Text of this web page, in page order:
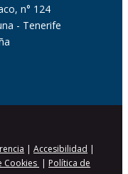
n° 124
- Tenerife
|Accesibilidad |
Cookies | Política de